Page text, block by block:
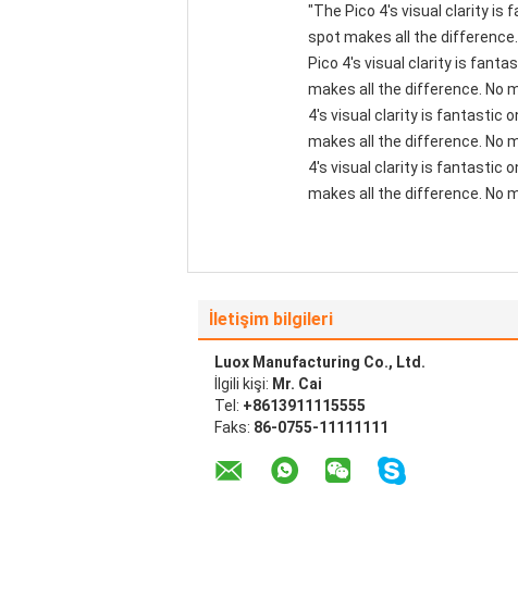
"The Pico 4's visual clarity is
spot makes all the
Pico 4's visual clarity is
makes all the difference. No
4's visual clarity is fantastic
makes all the difference. No
4's visual clarity is fantastic
makes all the difference. No
İletişim bilgileri
Luox Manufacturing Co., Ltd.
İlgili kişi: Mr. Cai
Tel: +8613911115555
Faks: 86-0755-11111111